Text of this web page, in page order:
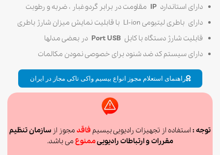
دارای استاندارد IP مقاومت در برابر گردوغبار ، ضربه و رطوبت
دارای باطری لیتیومی LI-ion با قابلیت نمایش میزان شارژ باطری
قابلیت شارژ دستگاه با کابل Port USB در بعضی مدلها
دارای سیستم کد ضد شنود برای خصوصی نمودن مکالمات
راهنمای استعلام مجوز انواع بیسیم واکی تاکی مجاز در ایران
توجه : استفاده از تجهیزات رادیویی بیسیم فاقد مجوز از سازمان تنظیم
مقررات و ارتباطات رادیوییممنوع می باشد.